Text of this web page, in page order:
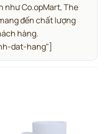
như Co.opMart, The
đến chất lượng
hàng.
dat-hang"]